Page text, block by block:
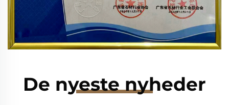
De nyeste nyheder